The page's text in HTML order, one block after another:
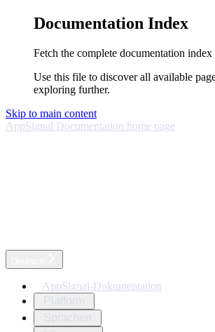
Documentation Index
Fetch the complete documentation index
Use this file to discover all available
exploring further.
Skip to main content
AppSignal Documentation home page
AppSignal-Dokumentation